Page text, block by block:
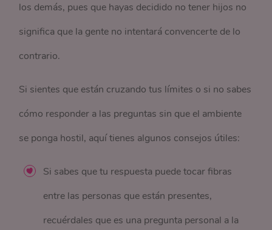
los demás, pues que hayas decidido no tener hijos no
significa que la gente no intentará convencerte de lo
contrario.
Si sientes que están cruzando tus límites o si no sabes
cómo responder a las preguntas sin que el ambiente
se ponga hostil, aquí tienes algunos consejos útiles:
Si sabes que tu respuesta puede tocar fibras
entre las personas que están presentes,
recuérdales que es una pregunta personal a la